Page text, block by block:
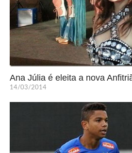
Ana Júlia é eleita a nova
14/03/2014